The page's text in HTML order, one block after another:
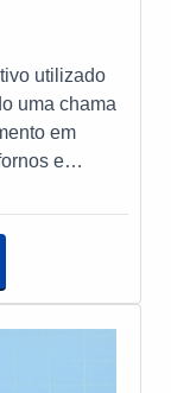
utilizado
uma chama
em
e
tipos
e